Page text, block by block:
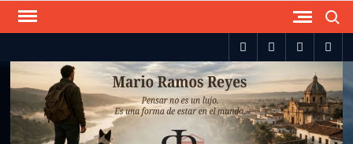
Skip
spotifytwitterfacebook